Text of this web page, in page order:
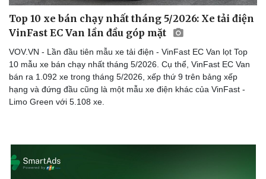
Top 10 xe bán chạy nhất tháng 5/2026: Xe tải điện
VinFast EC Van lần đầu góp mặt
VOV.VN - Lần đầu tiên mẫu xe tải điện - VinFast EC Van lọt Top
10 mẫu xe bán chạy nhất tháng 5/2026. Cụ thể, VinFast EC Van
bán ra 1.092 xe trong tháng 5/2026, xếp thứ 9 trên bảng xếp
hạng và đứng đầu cũng là một mẫu xe điện khác của VinFast -
Limo Green với 5.108 xe.